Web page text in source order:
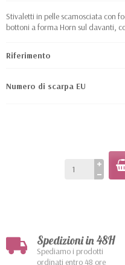
Stivaletti in pelle scamosciata con
bottoni a forma Horn sul davanti,
Riferimento
Numero di scarpa EU
Spedizioni in 48H
Spediamo i prodotti
ordinati entro 48 ore